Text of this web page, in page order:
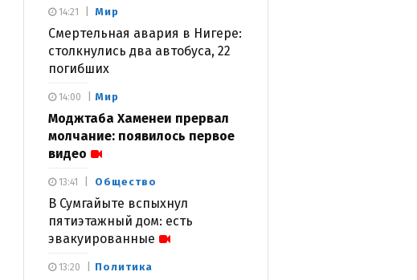
Мир
Смертельная авария в Нигере:
столкнулись два автобуса, 22
погибших
14:21
Мир
Моджтаба Хаменеи прервал
молчание: появилось первое
видео
14:00
Общество
В Сумгайыте вспыхнул
пятиэтажный дом: есть
эвакуированные
13:41
Политика
13:20